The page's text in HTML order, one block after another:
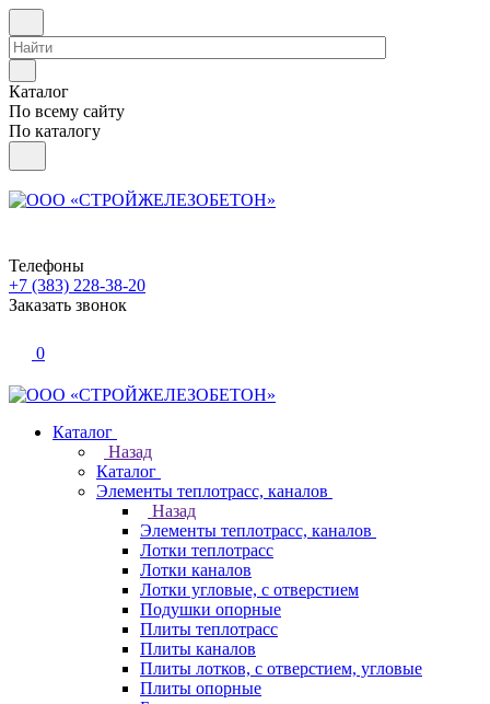
Каталог
По всему сайту
По каталогу
Телефоны
+7 (383) 228-38-20
Заказать звонок
0
Каталог
Назад
Каталог
Элементы теплотрасс, каналов
Назад
Элементы теплотрасс, каналов
Лотки теплотрасс
Лотки каналов
Лотки угловые, с отверстием
Подушки опорные
Плиты теплотрасс
Плиты каналов
Плиты лотков, с отверстием, угловые
Плиты опорные